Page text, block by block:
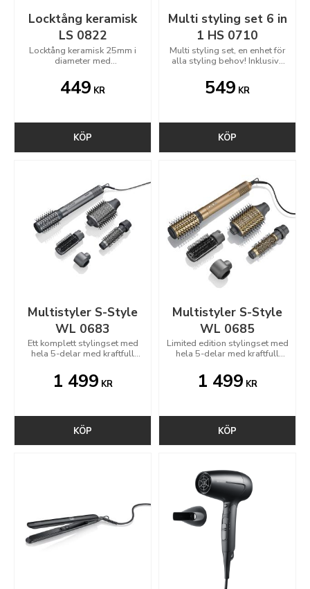
Locktång keramisk
LS 0822
Locktång keramisk 25mm i
diameter med
449 KR
KÖP
Multi styling set 6 in
1 HS 0710
Multi styling set, en enhet för
alla styling behov! Inklusive
magnetfäste
549 KR
KÖP
Multistyler S-Style
WL 0683
Ett komplett stylingset med
hela 5-delar med kraftfull
1 499 KR
KÖP
Multistyler S-Style
WL 0685
Limited edition stylingset med
hela 5-delar med kraftfull
1 499 KR
KÖP